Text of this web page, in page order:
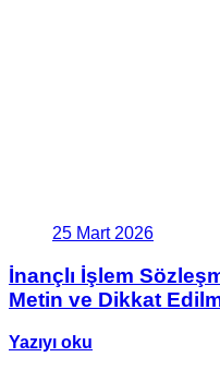
25 Mart 2026
İnançlı İşlem
Metin ve Dikkat
Yazıyı oku